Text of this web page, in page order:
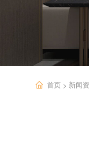
首页 > 新闻